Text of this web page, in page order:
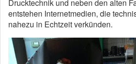
Drucktechnik und neben den alten
entstehen Internetmedien, die
nahezu in Echtzeit verkünden.